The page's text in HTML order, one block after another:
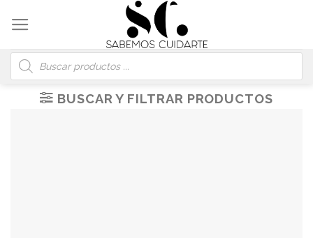
content
Búsqueda
de
productos
BUSCAR Y FILTRAR PRODUCTOS